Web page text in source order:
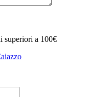
superiori a 100€